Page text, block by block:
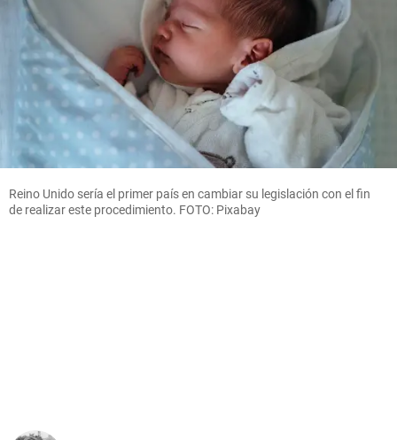
Reino Unido sería el primer país en cambiar su legislación con el fin
de realizar este procedimiento. FOTO: Pixabay